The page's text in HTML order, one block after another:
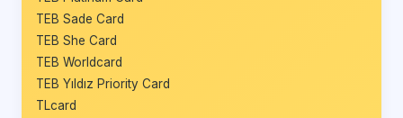
TEB Sade Card
TEB She Card
TEB Worldcard
TEB Yıldız Priority Card
TLcard